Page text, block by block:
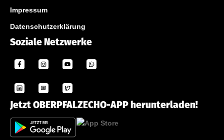
Impressum
Datenschutzerklärung
Soziale Netzwerke
Jetzt OBERPFALZECHO-APP herunterladen!